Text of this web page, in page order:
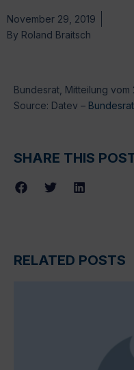
November 29, 2019
By Roland Braitsch
Bundesrat, Mitteilung vom
Source: Datev –
SHARE THIS
RELATED POSTS